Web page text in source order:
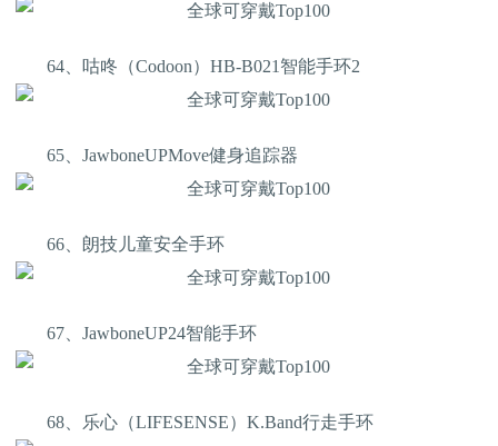
64、咕咚（Codoon）HB-B021智能手环2
65、JawboneUPMove健身追踪器
66、朗技儿童安全手环
67、JawboneUP24智能手环
68、乐心（LIFESENSE）K.Band行走手环